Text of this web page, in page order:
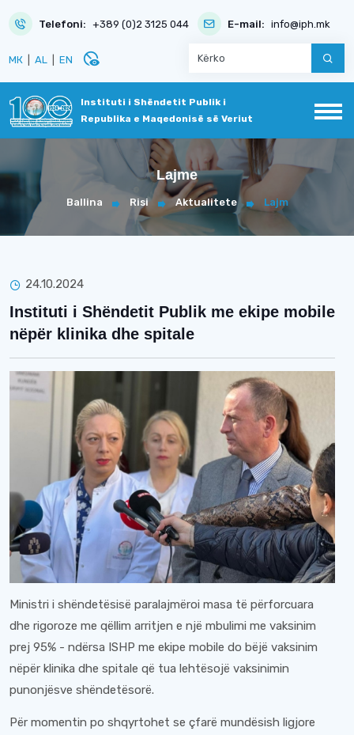
Telefoni: +389 (0)2 3125 044 E-mail: info@iph.mk
МК AL EN disabled_visible
Instituti i Shëndetit Publik i
Republika e Maqedonisë së Veriut
Lajme
Ballina Risi Aktualitete Lajm
24.10.2024
Instituti i Shëndetit Publik me ekipe mobile
nëpër klinika dhe spitale
Ministri i shëndetësisë paralajmëroi masa të përforcuara
dhe rigoroze me qëllim arritjen e një mbulimi me vaksinim
prej 95% - ndërsa ISHP me ekipe mobile do bëjë vaksinim
nëpër klinika dhe spitale që tua lehtësojë vaksinimin
punonjësve shëndetësorë.
Për momentin po shqyrtohet se çfarë mundësish ligjore